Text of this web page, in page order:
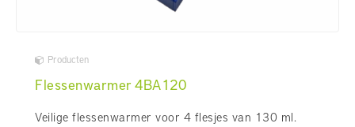
Producten
Flessenwarmer 4BA120
Veilige flessenwarmer voor 4 flesjes van 130 ml.